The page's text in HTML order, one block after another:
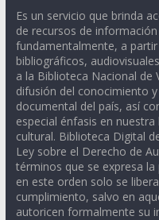
Es un servicio que brinda
de recursos de
fundamentalmente, a
bibliográficos,
a la Biblioteca Nacional de
difusión del conocimiento
documental del país, así
especial énfasis en
cultural. Biblioteca Digital
Ley sobre el Derecho de
términos que se expresa
en este orden solo se
cumplimiento, salvo en
autoricen formalmente su